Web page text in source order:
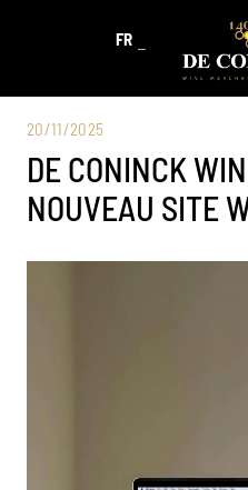
FR
20/11/2025
DE CONINCK
NOUVEAU SITE